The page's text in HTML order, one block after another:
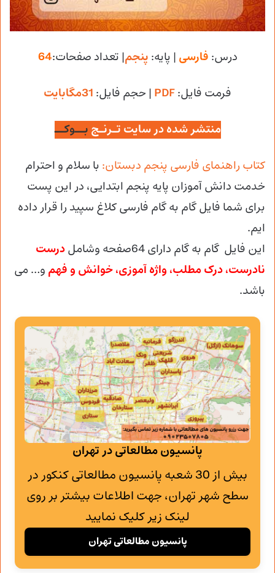
درس: فارسی | پایه: پنجم| تعداد صفحات:64
فرمت فایل:PDF | حجم فایل:
منتشر شده در سایت تـرنـج بــوکــ
کتاب راهنمای فارسی پنجم دبستان: با سلام و احترام
خدمت دانش آموزان پایه پنجم ابتدایی، در این پست
برای شما فایل گام به گام فارسی کلاغ سپید را قرار داده
ایم.
این فایل گام به گام دارای 64صفحه وشامل
درست
نادرست، درک مطلب، واژه آموزی، خوانش و فهم و… می
باشد.
پانسیون مطالعاتی در تهران
بیش از 30 شعبه پانسیون مطالعاتی کنکور در
سطح شهر تهران، جهت اطلاعات بیشتر بر روی
لینک زیر کلیک نمایید
پانسیون مطالعاتی تهران